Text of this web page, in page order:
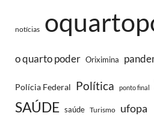
notícias
o quarto poder Oriximina
Polícia Federal Política ponto final
SAÚDE saúde Turismo ufopa